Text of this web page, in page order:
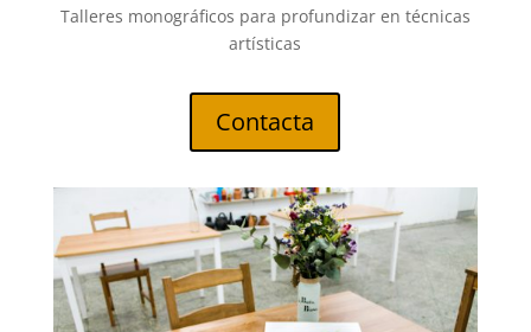
Talleres monográficos para profundizar en técnicas
artísticas
Contacta